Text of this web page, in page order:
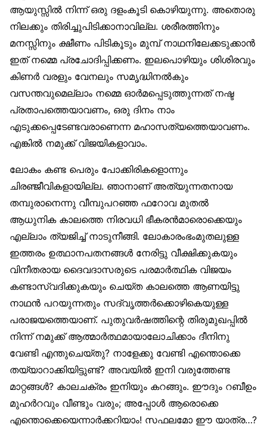
ആയുസ്സില്‍ നിന്ന് ഒരു ദളംകൂടി കൊഴിയുന്നു. അതൊരു
നിലക്കും തിരിച്ചുപിടിക്കാനാവില്ല. ശരീരത്തിനും
മനസ്സിനും ക്ഷീണം പിടികൂടും മുമ്പ് നാഥനിലേക്കടുക്കാന്‍
ഇത് നമ്മെ പ്രചോദിപ്പിക്കണം. ഇലപൊഴിയും ശിശിരവും
കിണര്‍ വരളും വേനലും സമൃദ്ധിനല്‍കും
വസന്തവുമെല്ലാം നമ്മെ ഓര്‍മപ്പെടുത്തുന്നത് നഷ്ട
പ്രതാപത്തെയാവണം, ഒരു ദിനം നാം
എടുക്കപ്പെടേണ്ടവരാണെന്ന മഹാസത്യത്തെയാവണം.
എങ്കില്‍ നമുക്ക് വിജയികളാവാം.
ലോകം കണ്ട പെരും പോക്കിരികളൊന്നും
ചിരഞ്ജീവികളായില്ല. ഞാനാണ് അത്യുന്നതനായ
തമ്പുരാനെന്നു വീമ്പുപറഞ്ഞ ഫറോവ മുതല്‍
ആധുനിക കാലത്തെ നിരവധി ഭീകരന്‍മാരൊക്കെയും
എല്ലാം ത്യജിച്ച് നാടുനീങ്ങി. ലോകാരംഭംമുതലുള്ള
ഇത്തരം ഉത്ഥാനപതനങ്ങള്‍ നേരിട്ടു വീക്ഷിക്കുകയും
വിനീതരായ ദൈവദാസരുടെ പരമാര്‍ത്ഥിക വിജയം
കണ്ടാസ്വദിക്കുകയും ചെയ്ത കാലത്തെ ആണയിട്ടു
നാഥന്‍ പറയുന്നതും സദ്വൃത്തര്‍ക്കൊഴികെയുള്ള
പരാജയത്തെയാണ്. പുതുവര്‍ഷത്തിന്റെ തിരുമുഖപ്പില്‍
നിന്ന് നമുക്ക് ആത്മാര്‍ത്ഥമായാലോചിക്കാം ദീനിനു
വേണ്ടി എന്തുചെയ്തു? നാളേക്കു വേണ്ടി എന്തൊക്കെ
തയ്യാറാക്കിയിട്ടുണ്ട്? അവയില്‍ ഇനി വരുത്തേണ്ട
മാറ്റങ്ങള്‍? കാലചക്രം ഇനിയും കറങ്ങും. ഈദും റബീഉം
മുഹര്‍റവും വീണ്ടും വരും; അപ്പോള്‍ ആരൊക്കെ
എന്തൊക്കെയെന്നാര്‍ക്കറിയാം! സഫലമോ ഈ യാത്ര…?